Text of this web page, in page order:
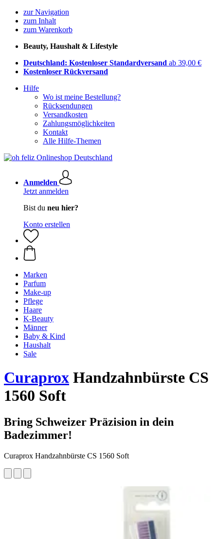
zur Navigation
zum Inhalt
zum Warenkorb
Beauty, Haushalt & Lifestyle
Deutschland: Kostenloser Standardversand ab 39,00 €
Kostenloser Rückversand
Hilfe
Wo ist meine Bestellung?
Rücksendungen
Versandkosten
Zahlungsmöglichkeiten
Kontakt
Alle Hilfe-Themen
Anmelden
Jetzt anmelden
Bist du neu hier?
Konto erstellen
Marken
Parfum
Make-up
Pflege
Haare
K-Beauty
Männer
Baby & Kind
Haushalt
Sale
Curaprox Handzahnbürste CS
1560 Soft
Bring Schweizer Präzision in dein
Badezimmer!
Curaprox Handzahnbürste CS 1560 Soft